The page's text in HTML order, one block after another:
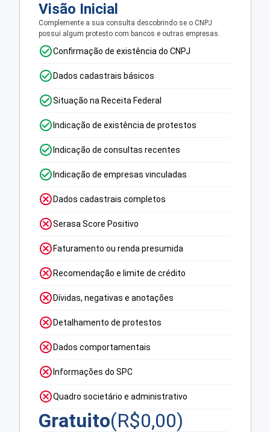
Visão Inicial
Complemente a sua consulta descobrindo se o CNPJ
possui algum protesto com bancos e outras empresas.
Confirmação de existência do CNPJ
Dados cadastrais básicos
Situação na Receita Federal
Indicação de existência de protestos
Indicação de consultas recentes
Indicação de empresas vinculadas
Dados cadastrais completos
Serasa Score Positivo
Faturamento ou renda presumida
Recomendação e limite de crédito
Dívidas, negativas e anotações
Detalhamento de protestos
Dados comportamentais
Informações do SPC
Quadro societário e administrativo
Gratuito(R$0,00)